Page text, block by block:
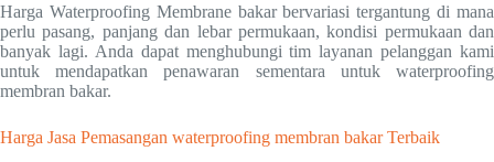
Harga Waterproofing Membrane bakar bervariasi tergantung di mana
perlu pasang, panjang dan lebar permukaan, kondisi permukaan dan
banyak lagi. Anda dapat menghubungi tim layanan pelanggan kami
untuk mendapatkan penawaran sementara untuk waterproofing
membran bakar.
Harga Jasa Pemasangan waterproofing membran bakar Terbaik